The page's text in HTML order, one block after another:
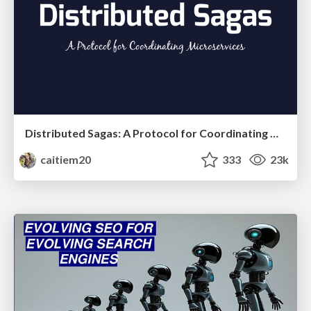
Distributed Sagas: A Protocol for Coordinating Microservices
caitiem20
333 23k